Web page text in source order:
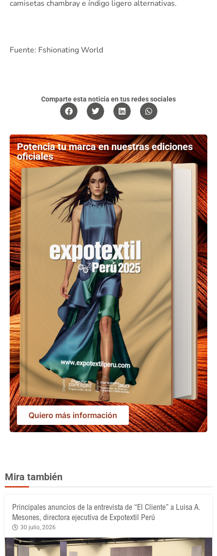
camisetas chambray e índigo ligero alternativas.
Fuente: Fshionating World
Comparte esta noticia en tus redes sociales
Potencia tu marca en nuestras ediciones
oficiales
Quiero más información
Mira también
Principales anuncios de la entrevista de “El Cliente” a Luisa A.
Mesones, directora ejecutiva de Expotextil Perú
30 julio, 2026